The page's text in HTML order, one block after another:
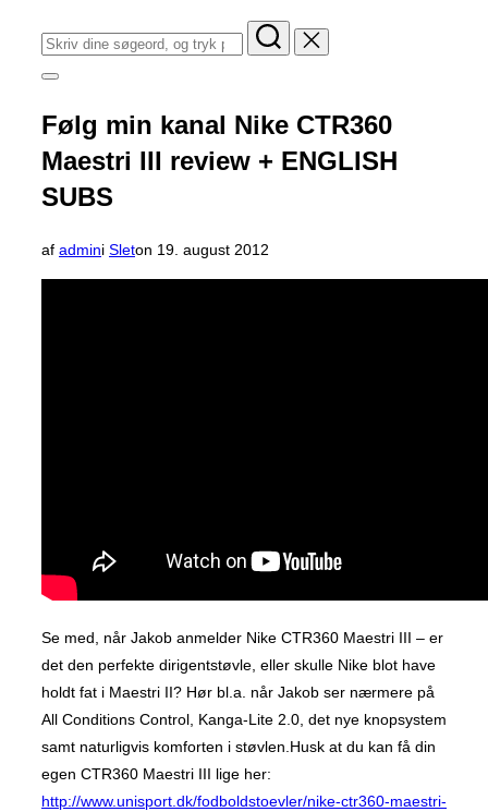
Søg
efter:
Slå
i
sidekolonne
til/fra
Følg min kanal Nike CTR360
Maestri III review + ENGLISH
SUBS
af admini Sleton Udgivet
d.
19. august 2012
Se med, når Jakob anmelder Nike CTR360 Maestri III – er
det den perfekte dirigentstøvle, eller skulle Nike blot have
holdt fat i Maestri II? Hør bl.a. når Jakob ser nærmere på
All Conditions Control, Kanga-Lite 2.0, det nye knopsystem
samt naturligvis komforten i støvlen.Husk at du kan få din
egen CTR360 Maestri III lige her:
http://www.unisport.dk/fodboldstoevler/nike-ctr360-maestri-